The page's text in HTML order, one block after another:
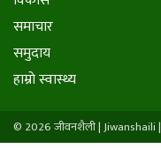
समाचार
समुदाय
हाम्राे स्वास्थ्य
© 2026 जीवनशैली | Jiwanshaili |